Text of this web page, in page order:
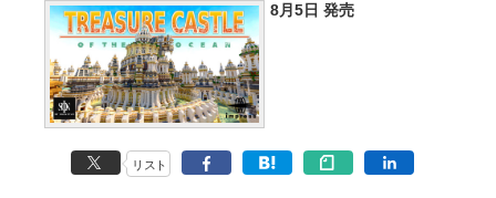
8月5日 発売
リスト